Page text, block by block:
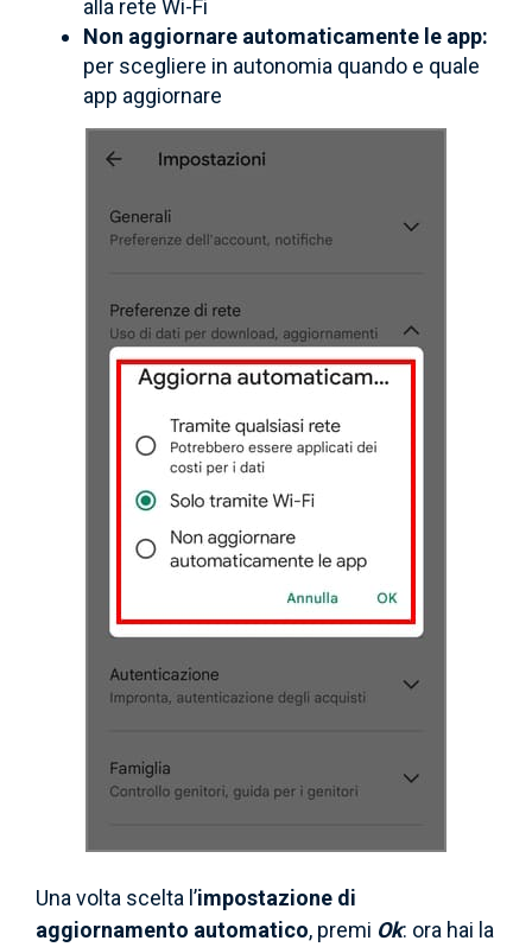
alla rete Wi-Fi
Non aggiornare automaticamente le app:
per scegliere in autonomia quando e quale
app aggiornare
Una volta scelta l’impostazione di
aggiornamento automatico, premi Ok: ora hai la